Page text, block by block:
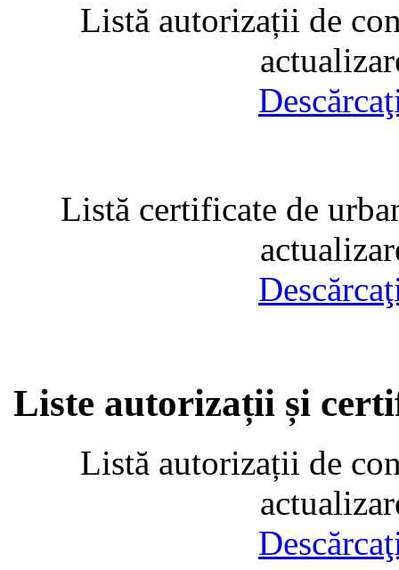
Listă autorizații de
Listă certificate de
Liste autorizații și
Listă autorizații de